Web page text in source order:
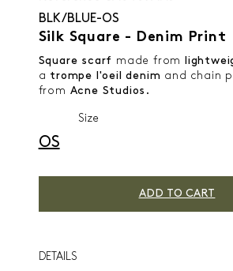
BLK/BLUE-OS
Silk Square - Denim Print
Square scarf made from
a trompe l'oeil denim and chain
from Acne Studios.
Size
OS
ADD TO CART
DETAILS